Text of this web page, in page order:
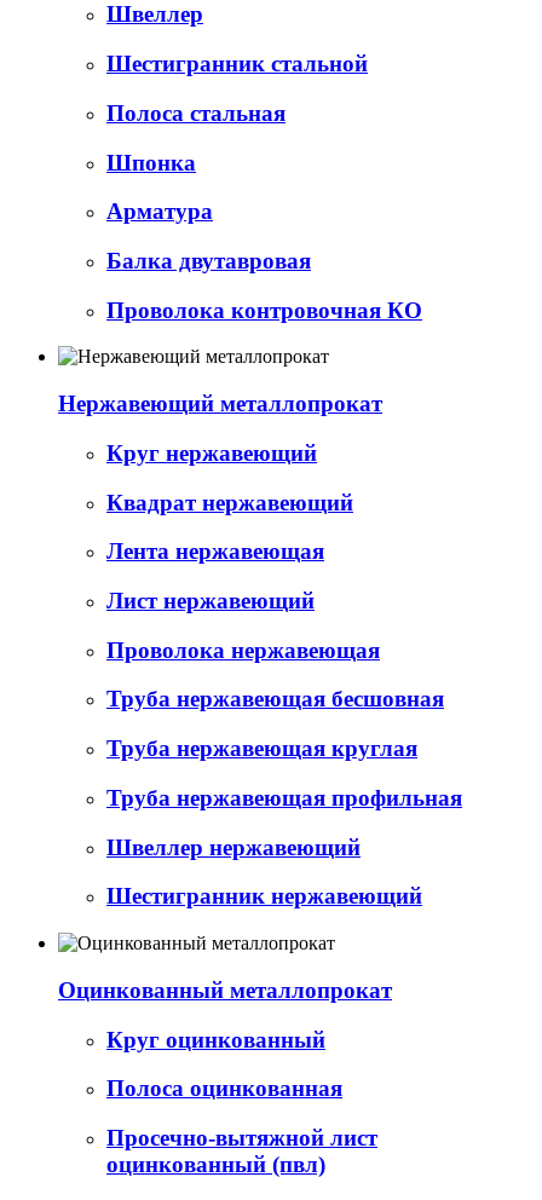
Швеллер
Шестигранник стальной
Полоса стальная
Шпонка
Арматура
Балка двутавровая
Проволока контровочная КО
Нержавеющий металлопрокат
Круг нержавеющий
Квадрат нержавеющий
Лента нержавеющая
Лист нержавеющий
Проволока нержавеющая
Труба нержавеющая бесшовная
Труба нержавеющая круглая
Труба нержавеющая профильная
Швеллер нержавеющий
Шестигранник нержавеющий
Оцинкованный металлопрокат
Круг оцинкованный
Полоса оцинкованная
Просечно-вытяжной лист
оцинкованный (пвл)